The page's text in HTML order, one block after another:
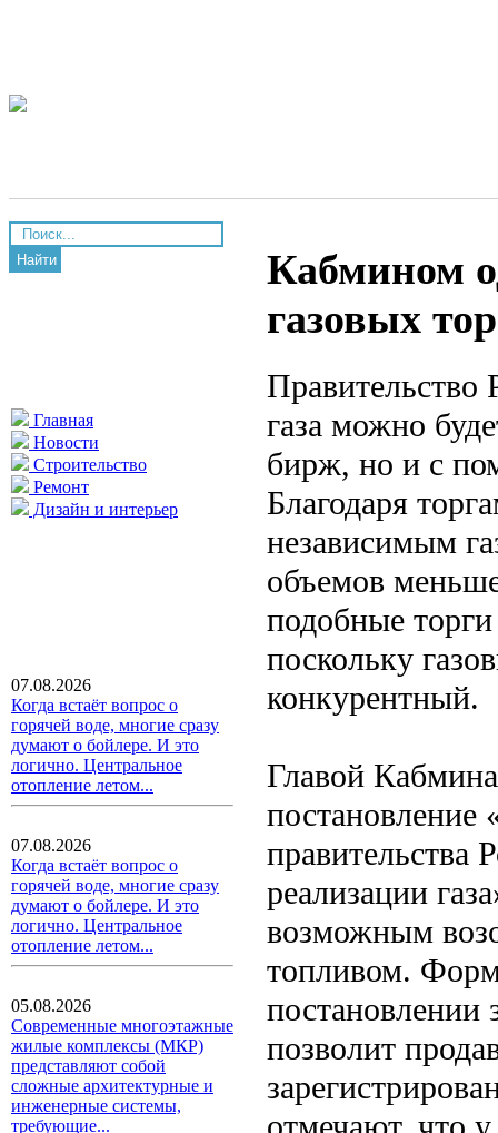
Найти
Главная
Новости
Строительство
Ремонт
Дизайн и интерьер
07.08.2026
Когда встаёт вопрос о
горячей воде, многие сразу
думают о бойлере. И это
логично. Центральное
отопление летом...
07.08.2026
Когда встаёт вопрос о
горячей воде, многие сразу
думают о бойлере. И это
логично. Центральное
отопление летом...
05.08.2026
Современные многоэтажные
жилые комплексы (МКР)
представляют собой
сложные архитектурные и
инженерные системы,
требующие...
Кабмином
газовых
газа можно
бирж, но и с
Благодаря
независимым
объемов
подобные
поскольку
конкурентный.
Главой
постановление
правительства
реализации
возможным
топливом.
постановлении
позволит